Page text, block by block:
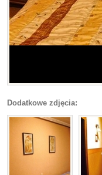
Dodatkowe zdjęcia: